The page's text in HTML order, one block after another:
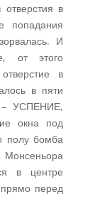
в
попадания
И
от этого
в
в пяти
– УСПЕНИЕ,
окна под
полу бомба
Монсеньора
в центре
перед